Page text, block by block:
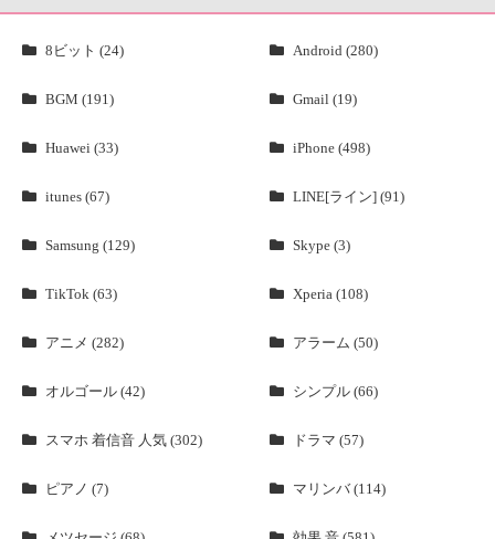
8ビット (24) Android (280)
BGM (191) Gmail (19)
Huawei (33) iPhone (498)
itunes (67) LINE[ライン] (91)
Samsung (129) Skype (3)
TikTok (63) Xperia (108)
アニメ (282) アラーム (50)
オルゴール (42) シンプル (66)
スマホ 着信音 人気 (302) ドラマ (57)
ピアノ (7) マリンバ (114)